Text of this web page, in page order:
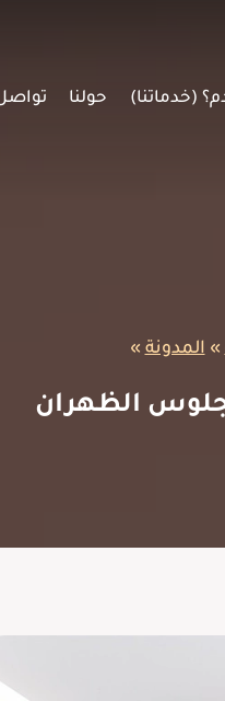
(خدماتنا) حولنا تواصل
»المدونة»
الظهران